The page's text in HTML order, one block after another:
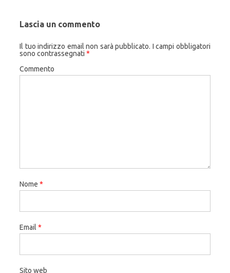
Lascia un commento
Il tuo indirizzo email non sarà pubblicato. I campi obbligatori
sono contrassegnati *
Commento
Nome *
Email *
Sito web